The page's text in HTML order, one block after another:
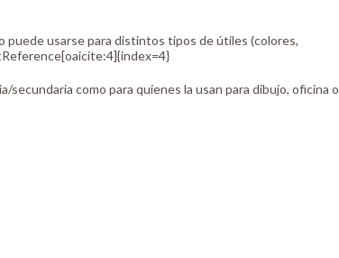
puede usarse para distintos tipos de útiles (colores,
como para quienes la usan para dibujo, oficina o